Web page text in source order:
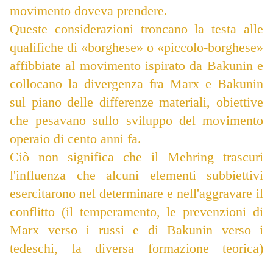
movimento doveva prendere.
Queste considerazioni troncano la testa alle
qualifiche di «borghese» o «piccolo-borghese»
affibbiate al movimento ispirato da Bakunin e
collocano la divergenza fra Marx e Bakunin
sul piano delle differenze materiali, obiettive
che pesavano sullo sviluppo del movimento
operaio di cento anni fa.
Ciò non significa che il Mehring trascuri
l'influenza che alcuni elementi subbiettivi
esercitarono nel determinare e nell'aggravare il
conflitto (il temperamento, le prevenzioni di
Marx verso i russi e di Bakunin verso i
tedeschi, la diversa formazione teorica)